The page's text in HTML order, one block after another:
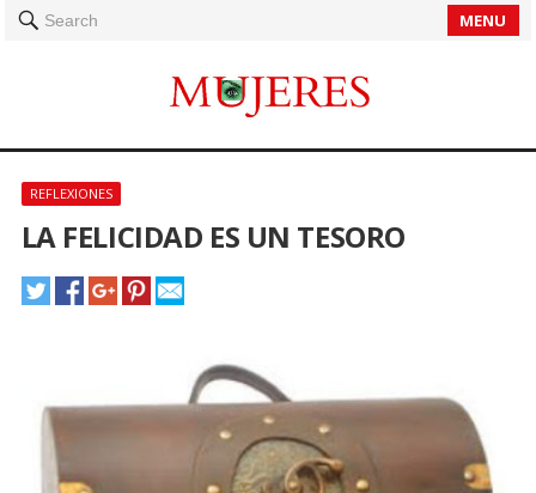
Search MENU
REFLEXIONES
LA FELICIDAD ES UN TESORO